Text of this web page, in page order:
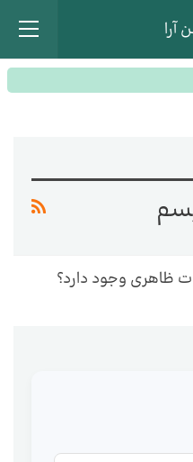
آرا
ظاهری وجود دارد؟